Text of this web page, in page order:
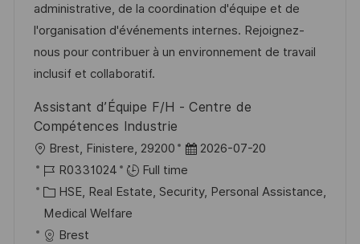
t
e
r
y
administrative, de la coordination d'équipe et de
l'organisation d'événements internes. Rejoignez-
nous pour contribuer à un environnement de travail
inclusif et collaboratif.
Assistant d’Équipe F/H - Centre de
Compétences Industrie
L
o
c
t
Brest, Finistere, 29200
P
o
s
2026-07-20
J
o
b
I
R0331024
Full time
C
a
t
HSE, Real Estate, Security, Personal Assistance,
Medical Welfare
Brest